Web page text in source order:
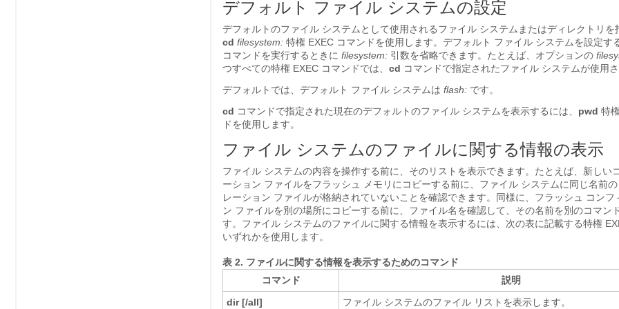
デフォルト ファイル システムの設定
デフォルトのファイル システムとして使用されるファイル システムまたはディレクトリを
cd filesystem: 特権 EXEC コマンドを使用します。デフォルト ファイル システムを設定す
コマンドを実行するときに filesystem: 引数を省略できます。たとえば、オプションの
つすべての特権 EXEC コマンドでは、 cd コマンドで指定されたファイル システムが使用さ
デフォルトでは、デフォルト ファイル システムは flash: です。
cd コマンドで指定された現在のデフォルトのファイル システムを表示するには、 pwd 特
ドを使用します。
ファイル システムのファイルに関する情報の表示
ファイル システムの内容を操作する前に、そのリストを表示できます。たとえば、新しい
ーション ファイルをフラッシュ メモリにコピーする前に、ファイル システムに同じ名前の
レーション ファイルが格納されていないことを確認できます。同様に、フラッシュ コンフ
ン ファイルを別の場所にコピーする前に、ファイル名を確認して、その名前を別のコマン
す。ファイル システムのファイルに関する情報を表示するには、次の表に記載する特権
いずれかを使用します。
表 2. ファイルに関する情報を表示するためのコマンド
コマンド
説明
dir [/all]
ファイル システムのファイル リストを表示します。